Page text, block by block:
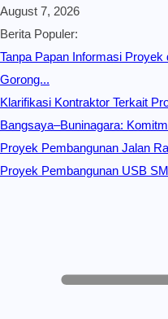
August 7, 2026
Berita Populer:
Tanpa Papan Informasi
Gorong...
Klarifikasi Kontraktor Terkait
Bangsaya–Buninagara:
Proyek Pembangunan Jalan
Proyek Pembangunan USB